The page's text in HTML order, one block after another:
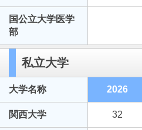
国公立大学医学
部
私立大学
大学名称 2026
関西大学 32